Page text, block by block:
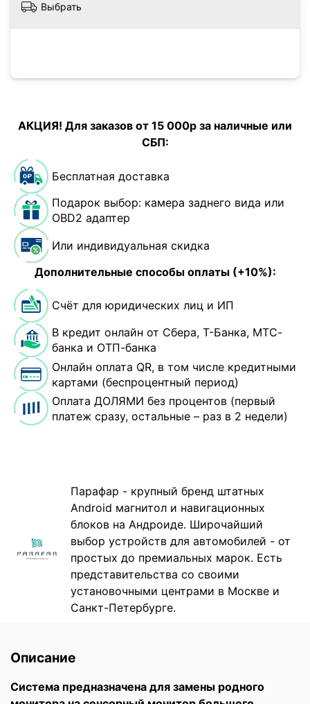
Выбрать
АКЦИЯ! Для заказов от 15 000р за наличные или
СБП:
Бесплатная доставка
Подарок выбор: камера заднего вида или
OBD2 адаптер
Или индивидуальная скидка
Дополнительные способы оплаты (+10%):
Счёт для юридических лиц и ИП
В кредит онлайн от Сбера, Т-Банка, МТС-
банка и ОТП-банка
Онлайн оплата QR, в том числе кредитными
картами (беспроцентный период)
Оплата ДОЛЯМИ без процентов (первый
платеж сразу, остальные – раз в 2 недели)
Парафар - крупный бренд штатных
Android магнитол и навигационных
блоков на Андроиде. Широчайший
выбор устройств для автомобилей - от
простых до премиальных марок. Есть
представительства со своими
установочными центрами в Москве и
Санкт-Петербурге.
Описание
Система предназначена для замены родного